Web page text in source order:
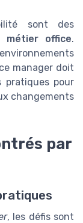
sont des
métier office.
manager doit
pratiques pour
changements
par
, les défis sont